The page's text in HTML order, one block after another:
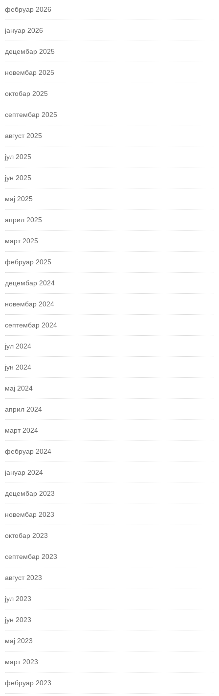
фебруар 2026
јануар 2026
децембар 2025
новембар 2025
октобар 2025
септембар 2025
август 2025
јул 2025
јун 2025
мај 2025
април 2025
март 2025
фебруар 2025
децембар 2024
новембар 2024
септембар 2024
јул 2024
јун 2024
мај 2024
април 2024
март 2024
фебруар 2024
јануар 2024
децембар 2023
новембар 2023
октобар 2023
септембар 2023
август 2023
јул 2023
јун 2023
мај 2023
март 2023
фебруар 2023